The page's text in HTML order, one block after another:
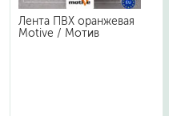
Лента ПВХ оранжевая
Motive / Мотив